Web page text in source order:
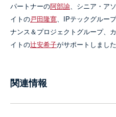
パートナーの阿部諭 、シニア・ア
イトの戸田隆寛 、IPテックグルー
ナンス＆プロジェクトグループ、
イトの辻安希子がサポートしました
関連情報